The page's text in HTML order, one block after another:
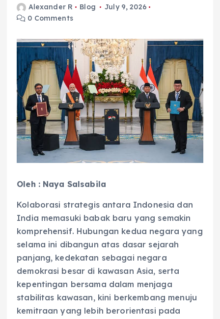
Alexander R Blog
July 9, 2026
0 Comments
Oleh : Naya Salsabila
Kolaborasi strategis antara Indonesia dan
India memasuki babak baru yang semakin
komprehensif. Hubungan kedua negara yang
selama ini dibangun atas dasar sejarah
panjang, kedekatan sebagai negara
demokrasi besar di kawasan Asia, serta
kepentingan bersama dalam menjaga
stabilitas kawasan, kini berkembang menuju
kemitraan yang lebih berorientasi pada